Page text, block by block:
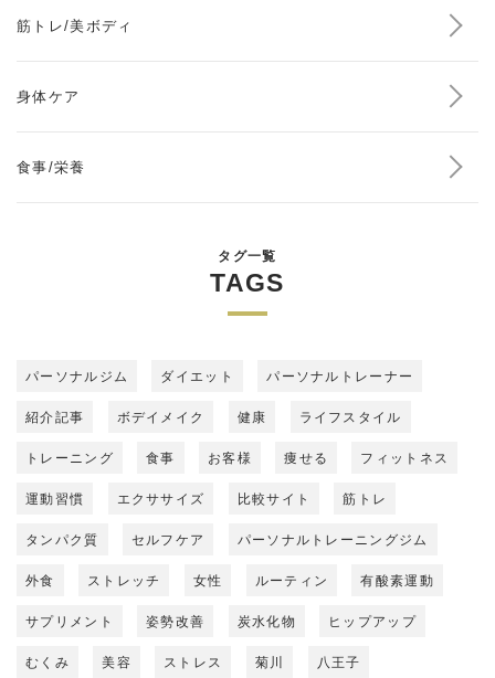
筋トレ/美ボディ
身体ケア
食事/栄養
タグ一覧
TAGS
パーソナルジム ダイエット パーソナルトレーナー
紹介記事 ボデイメイク 健康 ライフスタイル
トレーニング 食事 お客様 痩せる フィットネス
運動習慣 エクササイズ 比較サイト 筋トレ
タンパク質 セルフケア パーソナルトレーニングジム
外食 ストレッチ 女性 ルーティン 有酸素運動
サプリメント 姿勢改善 炭水化物 ヒップアップ
むくみ 美容 ストレス 菊川 八王子